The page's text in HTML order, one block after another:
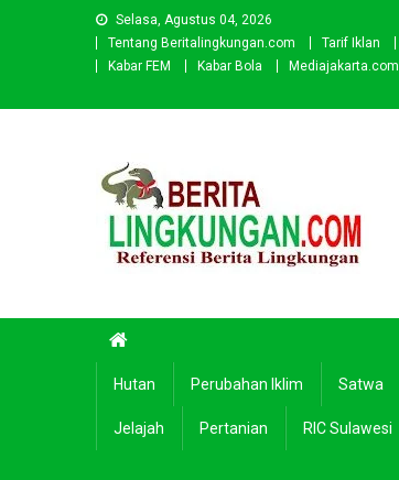
Selasa, Agustus 04, 2026
Tentang Beritalingkungan.com
Tarif Iklan
Kabar FEM
Kabar Bola Mediajakarta.com
Hutan Perubahan Iklim Satwa
Jelajah Pertanian RIC Sulawesi